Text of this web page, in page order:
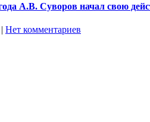
А.В. Суворов начал свою
| Нет комментариев